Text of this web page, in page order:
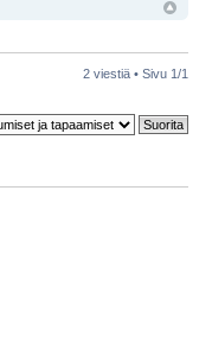
2 viestiä • Sivu 1/1